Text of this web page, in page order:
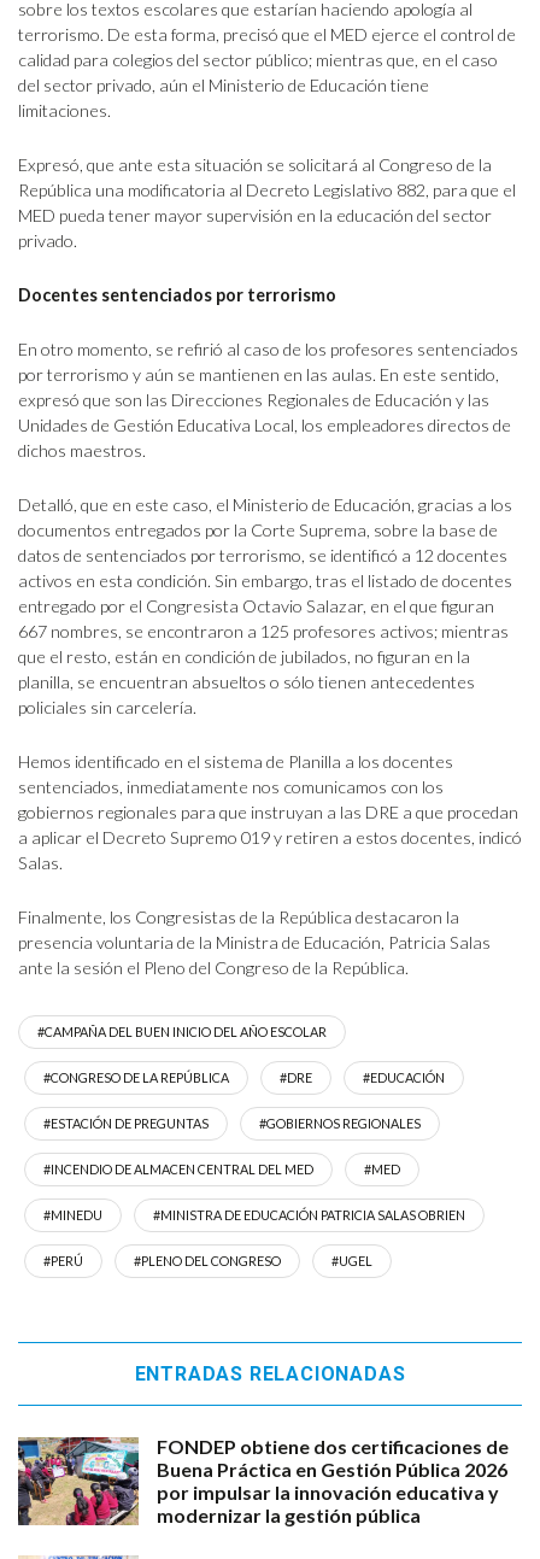
sobre los textos escolares que estarían haciendo apología al
terrorismo. De esta forma, precisó que el MED ejerce el control de
calidad para colegios del sector público; mientras que, en el caso
del sector privado, aún el Ministerio de Educación tiene
limitaciones.
Expresó, que ante esta situación se solicitará al Congreso de la
República una modificatoria al Decreto Legislativo 882, para que el
MED pueda tener mayor supervisión en la educación del sector
privado.
Docentes sentenciados por terrorismo
En otro momento, se refirió al caso de los profesores sentenciados
por terrorismo y aún se mantienen en las aulas. En este sentido,
expresó que son las Direcciones Regionales de Educación y las
Unidades de Gestión Educativa Local, los empleadores directos de
dichos maestros.
Detalló, que en este caso, el Ministerio de Educación, gracias a los
documentos entregados por la Corte Suprema, sobre la base de
datos de sentenciados por terrorismo, se identificó a 12 docentes
activos en esta condición. Sin embargo, tras el listado de docentes
entregado por el Congresista Octavio Salazar, en el que figuran
667 nombres, se encontraron a 125 profesores activos; mientras
que el resto, están en condición de jubilados, no figuran en la
planilla, se encuentran absueltos o sólo tienen antecedentes
policiales sin carcelería.
Hemos identificado en el sistema de Planilla a los docentes
sentenciados, inmediatamente nos comunicamos con los
gobiernos regionales para que instruyan a las DRE a que procedan
a aplicar el Decreto Supremo 019 y retiren a estos docentes, indicó
Salas.
Finalmente, los Congresistas de la República destacaron la
presencia voluntaria de la Ministra de Educación, Patricia Salas
ante la sesión el Pleno del Congreso de la República.
#CAMPAÑA DEL BUEN INICIO DEL AÑO ESCOLAR
#CONGRESO DE LA REPÚBLICA #DRE #EDUCACIÓN
#ESTACIÓN DE PREGUNTAS #GOBIERNOS REGIONALES
#INCENDIO DE ALMACEN CENTRAL DEL MED #MED
#MINEDU #MINISTRA DE EDUCACIÓN PATRICIA SALAS OBRIEN
#PERÚ #PLENO DEL CONGRESO #UGEL
ENTRADAS RELACIONADAS
FONDEP obtiene dos certificaciones de
Buena Práctica en Gestión Pública 2026
por impulsar la innovación educativa y
modernizar la gestión pública